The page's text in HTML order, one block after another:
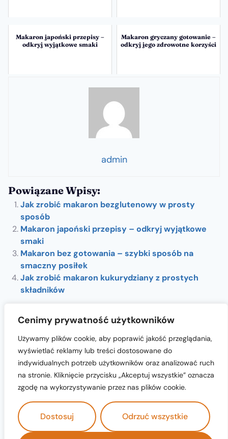
Cenimy prywatność użytkowników
Używamy plików cookie, aby poprawić jakość przeglądania,
wyświetlać reklamy lub treści dostosowane do
indywidualnych potrzeb użytkowników oraz analizować ruch
na stronie. Kliknięcie przycisku „Akceptuj wszystkie” oznacza
zgodę na wykorzystywanie przez nas plików cookie.
Dostosuj Odrzuć wszystkie
Makaron japoński przepisy –
odkryj wyjątkowe smaki
Makaron gryczany gotowanie –
odkryj jego zdrowotne korzyści
admin
Powiązane Wpisy:
Jak zrobić makaron bezglutenowy w prosty
sposób
Makaron japoński przepisy – odkryj wyjątkowe
smaki
Makaron bez gotowania – szybki sposób na
smaczny posiłek
Jak zrobić makaron kukurydziany z prostych
składników
cukiernia-nicola.pl © 2024 All Rights
polityka prywatności